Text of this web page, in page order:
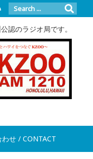
認のラジオ局です。
わせ / CONTACT